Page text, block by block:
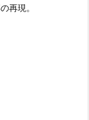
再現。